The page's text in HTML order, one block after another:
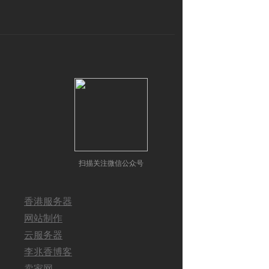
扫描关注微信公众号
香港服务器
网站制作
云服务器
李兆香博客